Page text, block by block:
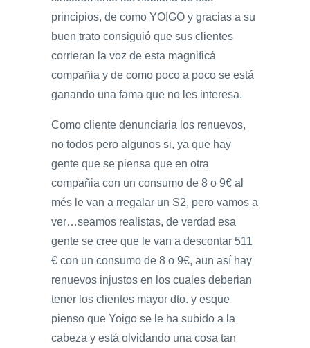
principios, de como YOIGO y gracias a su
buen trato consiguió que sus clientes
corrieran la voz de esta magnificá
compañia y de como poco a poco se está
ganando una fama que no les interesa.
Como cliente denunciaria los renuevos,
no todos pero algunos si, ya que hay
gente que se piensa que en otra
compañia con un consumo de 8 o 9€ al
més le van a rregalar un S2, pero vamos a
ver…seamos realistas, de verdad esa
gente se cree que le van a descontar 511
€ con un consumo de 8 o 9€, aun así hay
renuevos injustos en los cuales deberian
tener los clientes mayor dto. y esque
pienso que Yoigo se le ha subido a la
cabeza y está olvidando una cosa tan